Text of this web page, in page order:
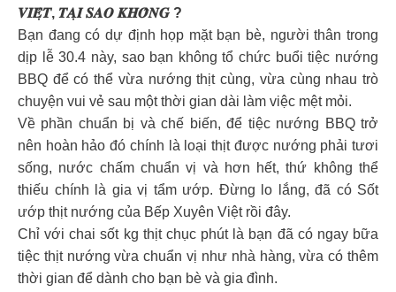
𝑽𝑰𝑬̣̂𝑻, 𝑻𝑨̣𝑰 𝑺𝑨𝑶 𝑲𝑯𝑶̂𝑵𝑮 ?
Bạn đang có dự định họp mặt bạn bè, người thân trong
dịp lễ 30.4 này, sao bạn không tổ chức buổi tiệc nướng
BBQ để có thể vừa nướng thịt cùng, vừa cùng nhau trò
chuyện vui vẻ sau một thời gian dài làm việc mệt mỏi.
Về phần chuẩn bị và chế biến, để tiệc nướng BBQ trở
nên hoàn hảo đó chính là loại thịt được nướng phải tươi
sống, nước chấm chuẩn vị và hơn hết, thứ không thể
thiếu chính là gia vị tẩm ướp. Đừng lo lắng, đã có Sốt
ướp thịt nướng của Bếp Xuyên Việt rồi đây.
Chỉ với chai sốt kg thịt chục phút là bạn đã có ngay bữa
tiệc thịt nướng vừa chuẩn vị như nhà hàng, vừa có thêm
thời gian để dành cho bạn bè và gia đình.